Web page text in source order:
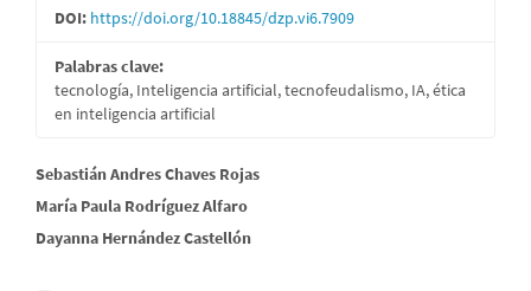
DOI: https://doi.org/10.18845/dzp.vi6.7909
Palabras clave:
tecnología, Inteligencia artificial, tecnofeudalismo, IA, ética
en inteligencia artificial
Contenido
principal
del
Sebastián Andres Chaves Rojas
María Paula Rodríguez Alfaro
Dayanna Hernández Castellón